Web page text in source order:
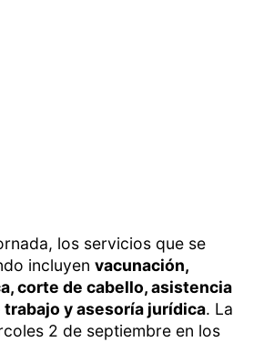
los servicios que se
incluyen vacunación,
corte de cabello, asistencia
trabajo y asesoría jurídica. La
2 de septiembre en los